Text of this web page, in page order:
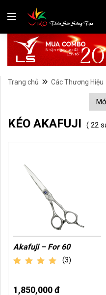
Trang chủ Các Thương Hiệu
KÉO AKAFUJI ( 22
Akafuji – For 60
(3)
1,850,000 đ